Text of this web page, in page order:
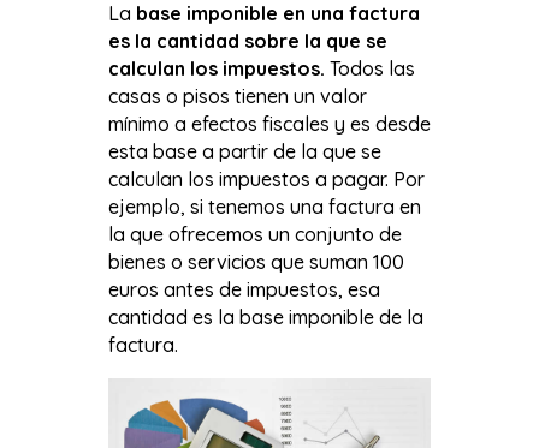
La base imponible en una factura
es la cantidad sobre la que se
calculan los impuestos. Todos las
casas o pisos tienen un valor
mínimo a efectos fiscales y es desde
esta base a partir de la que se
calculan los impuestos a pagar. Por
ejemplo, si tenemos una factura en
la que ofrecemos un conjunto de
bienes o servicios que suman 100
euros antes de impuestos, esa
cantidad es la base imponible de la
factura.